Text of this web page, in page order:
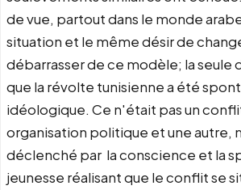
de vue, partout dans le monde
situation et le même désir de
débarrasser de ce modèle; la seule
que la révolte tunisienne a été
idéologique. Ce n'était pas un
organisation politique et une autre,
déclenché par la conscience et la
jeunesse réalisant que le conflit se